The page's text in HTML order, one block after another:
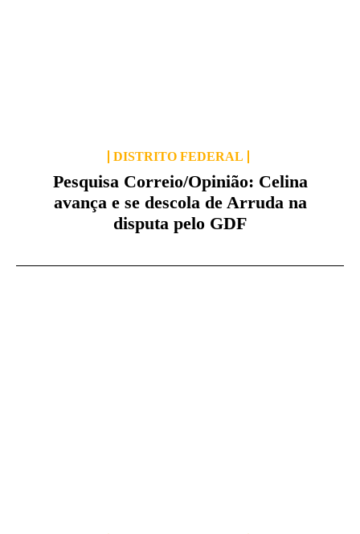
DISTRITO FEDERAL
Pesquisa Correio/Opinião: Celina
avança e se descola de Arruda na
disputa pelo GDF